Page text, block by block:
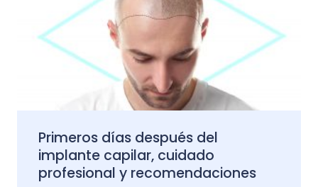
Primeros días después del
implante capilar, cuidado
profesional y recomendaciones